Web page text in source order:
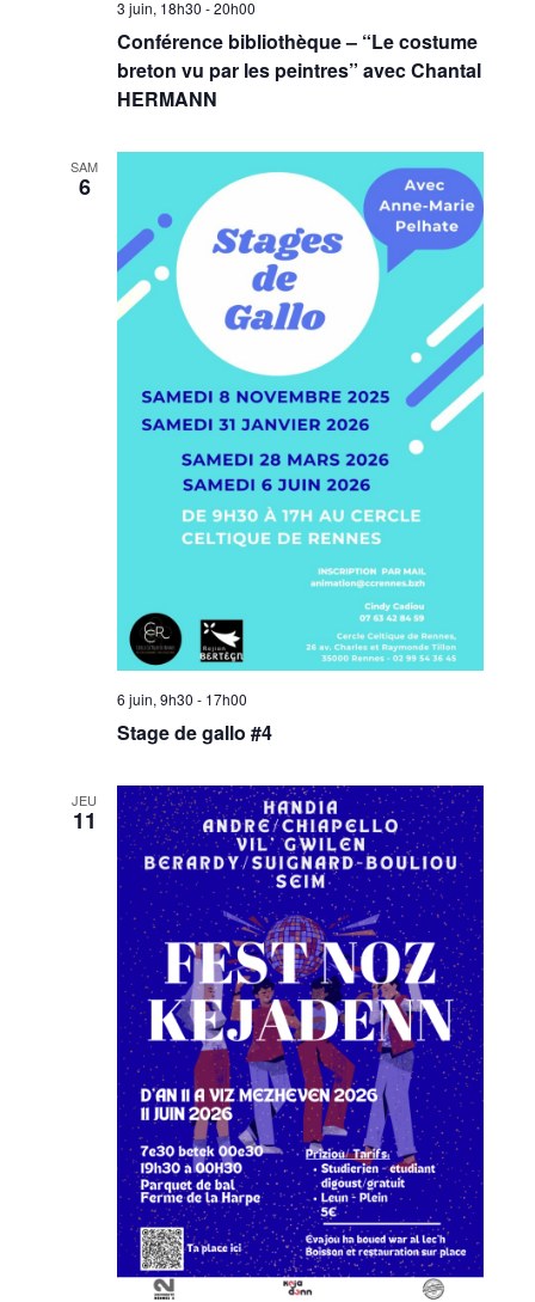
3 juin, 18h30 -20h00
Conférence bibliothèque – “Le costume
breton vu par les peintres” avec Chantal
HERMANN
SAM
6
6 juin, 9h30 - 17h00
Stage de gallo #4
JEU
11